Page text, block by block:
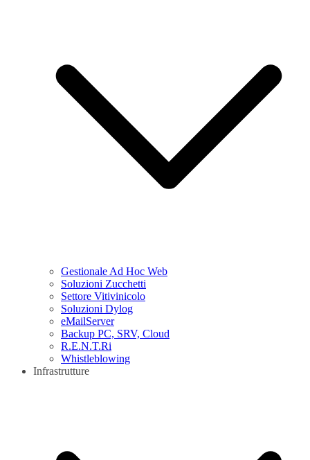
Gestionale Ad Hoc Web
Soluzioni Zucchetti
Settore Vitivinicolo
Soluzioni Dylog
eMailServer
Backup PC, SRV, Cloud
R.E.N.T.Ri
Whistleblowing
Infrastrutture